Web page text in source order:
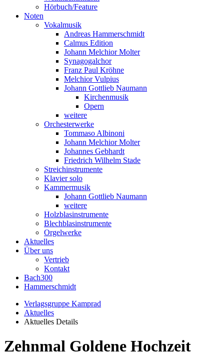
Hörbuch/Feature
Noten
Vokalmusik
Andreas Hammerschmidt
Calmus Edition
Johann Melchior Molter
Synagogalchor
Franz Paul Kröhne
Melchior Vulpius
Johann Gottlieb Naumann
Kirchenmusik
Opern
weitere
Orchesterwerke
Tommaso Albinoni
Johann Melchior Molter
Johannes Gebhardt
Friedrich Wilhelm Stade
Streichinstrumente
Klavier solo
Kammermusik
Johann Gottlieb Naumann
weitere
Holzblasinstrumente
Blechblasinstrumente
Orgelwerke
Aktuelles
Über uns
Vertrieb
Kontakt
Bach300
Hammerschmidt
Verlagsgruppe Kamprad
Aktuelles
Aktuelles Details
Zehnmal Goldene Hochzeit